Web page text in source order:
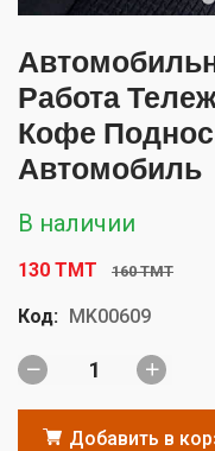
Работа
Кофе
Автомобиль
В наличии
130 TMT 160 TMT
Код: MK00609
Добавить в